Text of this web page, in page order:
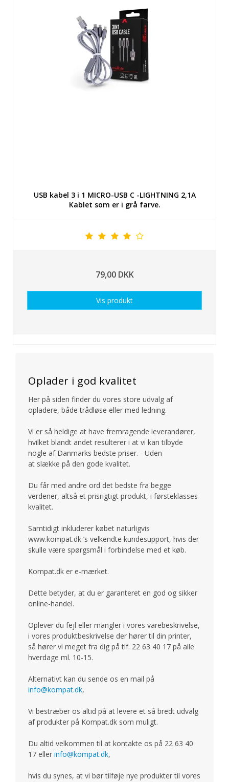
USB kabel 3 i 1 MICRO-USB C -LIGHTNING 2,1A
Kablet som er i grå farve.
79,00 DKK
Vis produkt
Oplader i god kvalitet
Her på siden finder du vores store udvalg af
opladere, både trådløse eller med ledning.
Vi er så heldige at have fremragende leverandører,
hvilket blandt andet resulterer i at vi kan tilbyde
nogle af Danmarks bedste priser. - Uden
at slække på den gode kvalitet.
Du får med andre ord det bedste fra begge
verdener, altså et prisrigtigt produkt, i førsteklasses
kvalitet.
Samtidigt inkluderer købet naturligvis
www.kompat.dk ’s velkendte kundesupport, hvis der
skulle være spørgsmål i forbindelse med et køb.
Kompat.dk er e-mærket.
Dette betyder, at du er garanteret en god og sikker
online-handel.
Oplever du fejl eller mangler i vores varebeskrivelse,
i vores produktbeskrivelse der hører til din printer,
så hører vi meget fra dig på tlf. 22 63 40 17 på alle
hverdage ml. 10-15.
Alternativt kan du sende os en mail på
info@kompat.dk,
Vi bestræber os altid på at levere et så bredt udvalg
af produkter på Kompat.dk som muligt.
Du altid velkommen til at kontakte os på 22 63 40
17 eller info@kompat.dk,
hvis du synes, at vi bør tilføje nye produkter til vores